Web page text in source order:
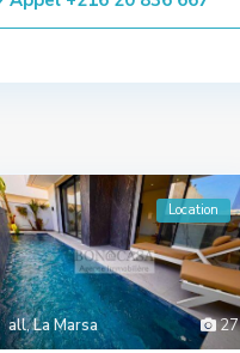
27
all,La Marsa
Location